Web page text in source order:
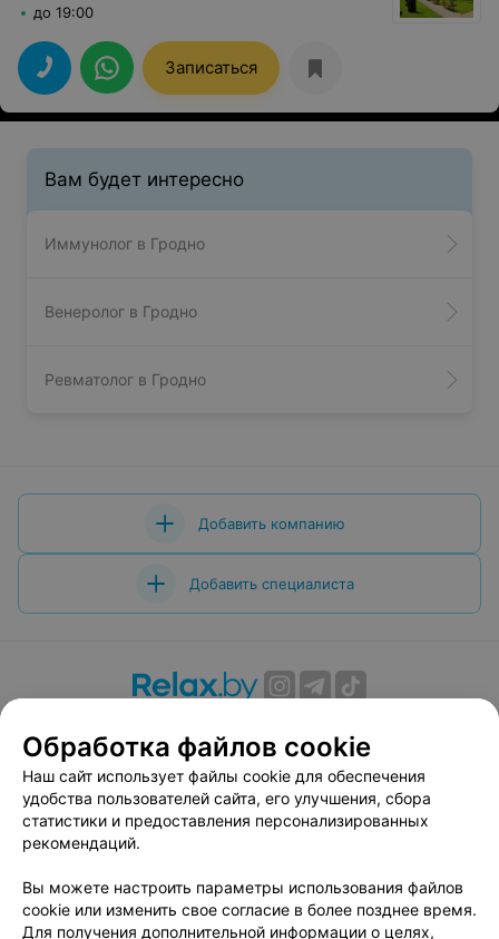
до 19:00
Записаться
Вам будет интересно
Иммунолог в Гродно
Венеролог в Гродно
Ревматолог в Гродно
Добавить компанию
Добавить специалиста
Вакансии
Публичный договор
Способы оплаты
Публичный договор по использованию сервиса
«Афиша»
Пользовательское соглашение
Связаться по вопросам сотрудничества
Написать руководителю relax.by
Обработка файлов cookie
Наш сайт использует файлы cookie для обеспечения
удобства пользователей сайта, его улучшения, сбора
статистики и предоставления персонализированных
рекомендаций.
Вы можете настроить параметры использования файлов
cookie или изменить свое согласие в более позднее время.
Для получения дополнительной информации о целях,